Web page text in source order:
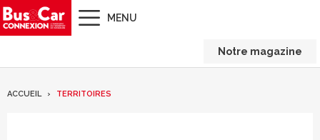
MENU
Notre magazine
ACCUEIL TERRITOIRES